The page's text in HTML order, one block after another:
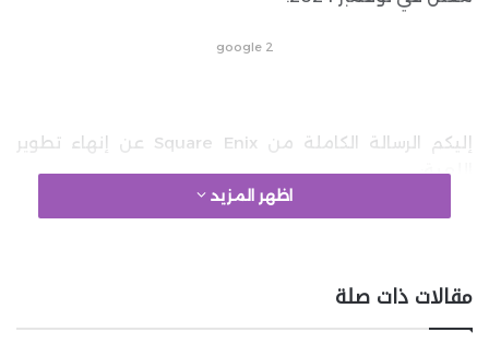
google 2
إليكم الرسالة الكاملة من Square Enix عن إنهاء تطوير
اللعبة:
لقد اتخذنا قرارًا بإلغاء تطوير لعبة
اظهر المزيد
مقالات ذات صلة